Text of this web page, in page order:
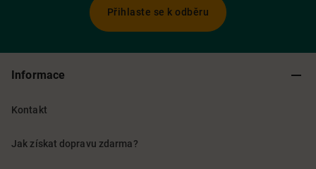
Přihlaste se k odběru
Informace
Kontakt
Jak získat dopravu zdarma?